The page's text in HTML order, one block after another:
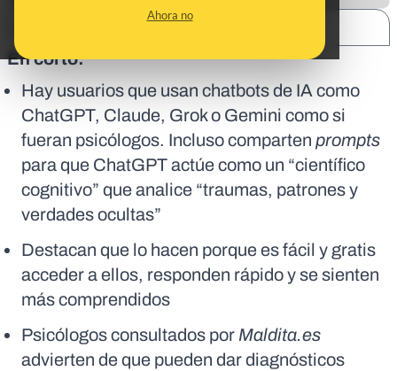
Ahora no
En corto:
Hay usuarios que usan chatbots de IA como
ChatGPT, Claude, Grok o Gemini como si
fueran psicólogos. Incluso comparten prompts
para que ChatGPT actúe como un “científico
cognitivo” que analice “traumas, patrones y
verdades ocultas”
Destacan que lo hacen porque es fácil y gratis
acceder a ellos, responden rápido y se sienten
más comprendidos
Psicólogos consultados por Maldita.es
advierten de que pueden dar diagnósticos